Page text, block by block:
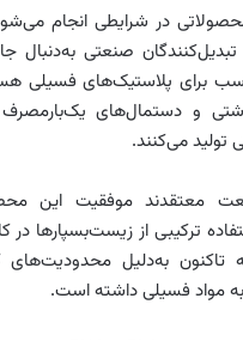
در شرایطی انجام
صنعتی به‌دنبال
برای پلاستیک‌های فسیلی
و دستمال‌های
تولید می‌کنند.
معتقدند موفقیت این
ترکیبی از زیست‌بسپارها در
تاکنون به‌دلیل محدودیت‌های
مواد فسیلی داشته است.